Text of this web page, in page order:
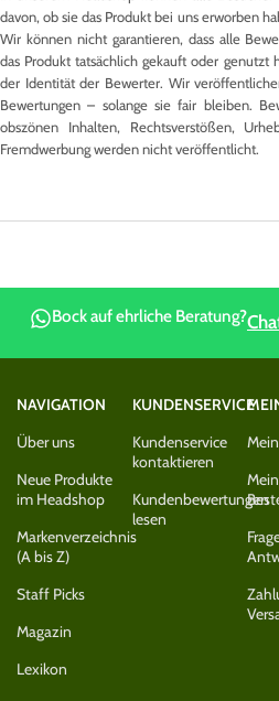
davon, ob sie das Produkt bei uns erworben
Wir können nicht garantieren, dass alle
das Produkt tatsächlich gekauft oder genutzt
der Identität der Bewerter. Wir
Bewertungen – solange sie fair bleiben.
obszönen Inhalten, Rechtsverstößen,
Fremdwerbung werden nicht veröffentlicht.
Bock auf ehrliche Beratung?
NAVIGATION
Über uns
Neue Produkte
im Headshop
Markenverzeichnis
(A bis Z)
Staff Picks
Magazin
Lexikon
KUNDENSERVICE
Kundenservice
kontaktieren
Kundenbewertungen
lesen